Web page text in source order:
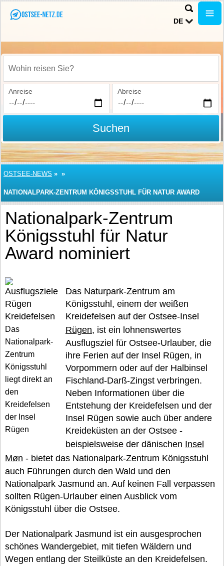
DE
Wohin reisen Sie?
Anreise Abreise
Suchen
OSTSEE-NEWS » »
NATIONALPARK-ZENTRUM KÖNIGSSTUHL FÜR NATUR AWARD
NOMINIERT
Nationalpark-Zentrum
Königsstuhl für Natur
Award nominiert
Das
Nationalpark-
Zentrum
Königsstuhl
liegt direkt an
den
Kreidefelsen
der Insel
Rügen
Das Naturpark-Zentrum am
Königsstuhl, einem der weißen
Kreidefelsen auf der Ostsee-Insel
Rügen, ist ein lohnenswertes
Ausflugsziel für Ostsee-Urlauber, die
ihre Ferien auf der Insel Rügen, in
Vorpommern oder auf der Halbinsel
Fischland-Darß-Zingst verbringen.
Neben Informationen über die
Entstehung der Kreidefelsen und der
Insel Rügen sowie auch über andere
Kreideküsten an der Ostsee -
beispielsweise der dänischen Insel
Møn - bietet das Nationalpark-Zentrum Königsstuhl
auch Führungen durch den Wald und den
Nationalpark Jasmund an. Auf keinen Fall verpassen
sollten Rügen-Urlauber einen Ausblick vom
Königsstuhl über die Ostsee.
Der Nationalpark Jasmund ist ein ausgesprochen
schönes Wandergebiet, mit tiefen Wäldern und
Wegen entlang der Steilküste an den Kreidefelsen.